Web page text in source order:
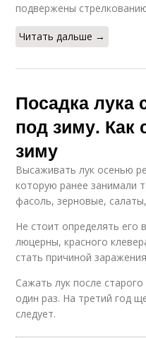
подвержены
Читать дальше →
Посадка лука
под зиму. Как
зиму
Высаживать лук осенью
которую ранее занимали
фасоль, зерновые,
Не стоит определять его
люцерны, красного
стать причиной
Сажать лук после
один раз. На третий год
следует.